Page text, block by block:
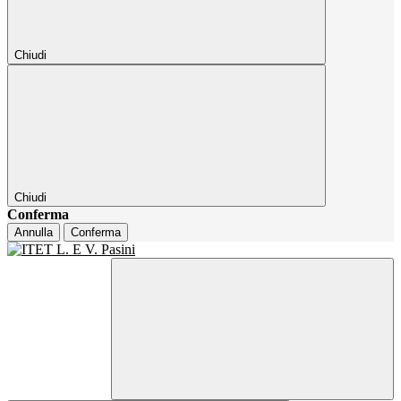
Chiudi
Chiudi
Conferma
Annulla Conferma